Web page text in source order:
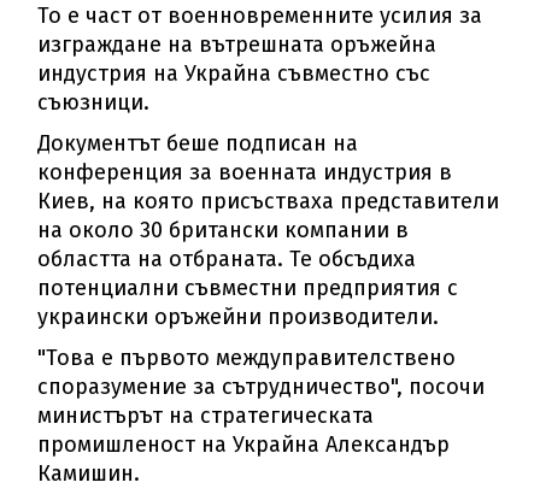
То е част от военновременните усилия за
изграждане на вътрешната оръжейна
индустрия на Украйна съвместно със
съюзници.
Документът беше подписан на
конференция за военната индустрия в
Киев, на която присъстваха представители
на около 30 британски компании в
областта на отбраната. Те обсъдиха
потенциални съвместни предприятия с
украински оръжейни производители.
"Това е първото междуправителствено
споразумение за сътрудничество", посочи
министърът на стратегическата
промишленост на Украйна Александър
Камишин.